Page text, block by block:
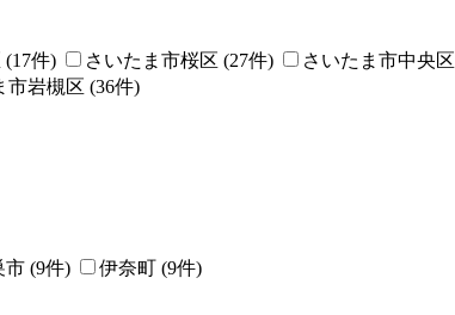
(17件) さいたま市桜区 (27件) さいたま市中央区
市岩槻区 (36件)
市 (9件) 伊奈町 (9件)